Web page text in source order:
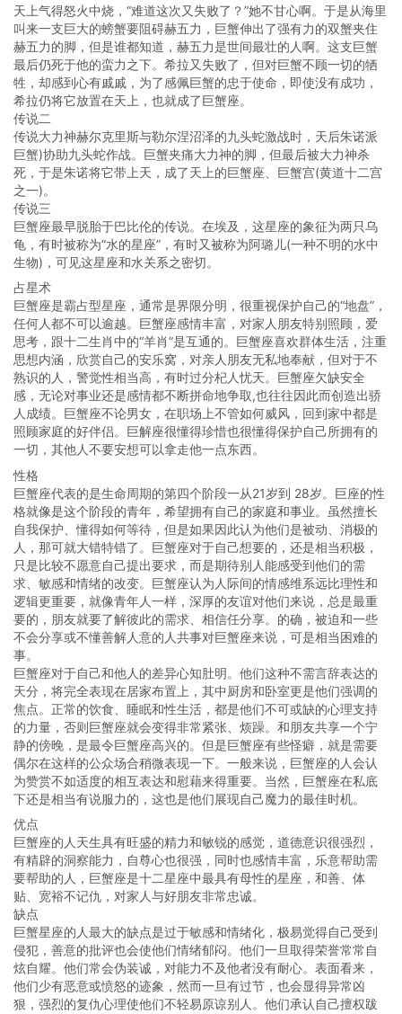
天上气得怒火中烧，“难道这次又失败了？”她不甘心啊。于是从海里
叫来一支巨大的螃蟹要阻碍赫五力，巨蟹伸出了强有力的双蟹夹住
赫五力的脚，但是谁都知道，赫五力是世间最壮的人啊。这支巨蟹
最后仍死于他的蛮力之下。希拉又失败了，但对巨蟹不顾一切的牺
牲，却感到心有戚戚，为了感佩巨蟹的忠于使命，即使没有成功，
希拉仍将它放置在天上，也就成了巨蟹座。
传说二
传说大力神赫尔克里斯与勒尔涅沼泽的九头蛇激战时，天后朱诺派
巨蟹)协助九头蛇作战。巨蟹夹痛大力神的脚，但最后被大力神杀
死，于是朱诺将它带上天，成了天上的巨蟹座、巨蟹宫(黄道十二宫
之一)。
传说三
巨蟹座最早脱胎于巴比伦的传说。在埃及，这星座的象征为两只乌
龟，有时被称为“水的星座”，有时又被称为阿璐儿(一种不明的水中
生物)，可见这星座和水关系之密切。
占星术
巨蟹座是霸占型星座，通常是界限分明，很重视保护自己的“地盘”，
任何人都不可以逾越。巨蟹座感情丰富，对家人朋友特别照顾，爱
思考，跟十二生肖中的“羊肖”是互通的。巨蟹座喜欢群体生活，注重
思想内涵，欣赏自己的安乐窝，对亲人朋友无私地奉献，但对于不
熟识的人，警觉性相当高，有时过分杞人忧天。巨蟹座欠缺安全
感，无论对事业还是感情都不断拼命地争取,也往往因此而创造出骄
人成绩。巨蟹座不论男女，在职场上不管如何威风，回到家中都是
照顾家庭的好伴侣。巨解座很懂得珍惜也很懂得保护自己所拥有的
一切，其他人不要安想可以拿走他一点东西。
性格
巨蟹座代表的是生命周期的第四个阶段一从21岁到 28岁。巨座的性
格就像是这个阶段的青年，希望拥有自己的家庭和事业。虽然擅长
自我保护、懂得如何等待，但是如果因此认为他们是被动、消极的
人，那可就大错特错了。巨蟹座对于自己想要的，还是相当积极，
只是比较不愿意自己提出要求，而是期待别人能感受到他们的需
求、敏感和情绪的改变。巨蟹座认为人际间的情感维系远比理性和
逻辑更重要，就像青年人一样，深厚的友谊对他们来说，总是最重
要的，朋友就要了解彼此的需求、相信任分享。的确，被迫和一些
不会分享或不懂善解人意的人共事对巨蟹座来说，可是相当困难的
事。
巨蟹座对于自己和他人的差异心知肚明。他们这种不需言辞表达的
天分，将完全表现在居家布置上，其中厨房和卧室更是他们强调的
焦点。正常的饮食、睡眠和性生活，都是他们不可或缺的心理支持
的力量，否则巨蟹座就会变得非常紧张、烦躁。和朋友共享一个宁
静的傍晚，是最令巨蟹座高兴的。但是巨蟹座有些怪癖，就是需要
偶尔在这样的公众场合稍微表现一下。一般来说，巨蟹座的人会认
为赞赏不如适度的相互表达和慰藉来得重要。当然，巨蟹座在私底
下还是相当有说服力的，这也是他们展现自己魔力的最佳时机。
优点
巨蟹座的人天生具有旺盛的精力和敏锐的感觉，道德意识很强烈，
有精辟的洞察能力，自尊心也很强，同时也感情丰富，乐意帮助需
要帮助的人，巨蟹座是十二星座中最具有母性的星座，和善、体
贴、宽裕不记仇，对家人与好朋友非常忠诚。
缺点
巨蟹星座的人最大的缺点是过于敏感和情绪化，极易觉得自己受到
侵犯，善意的批评也会使他们情绪郁闷。他们一旦取得荣誉常常自
炫自耀。他们常会伪装诚，对能力不及他者没有耐心。表面看来，
他们少有恶意或愤怒的迹象，然而一旦有过节，也会显得异常凶
狠，强烈的复仇心理使他们不轻易原谅别人。他们承认自己擅权跋